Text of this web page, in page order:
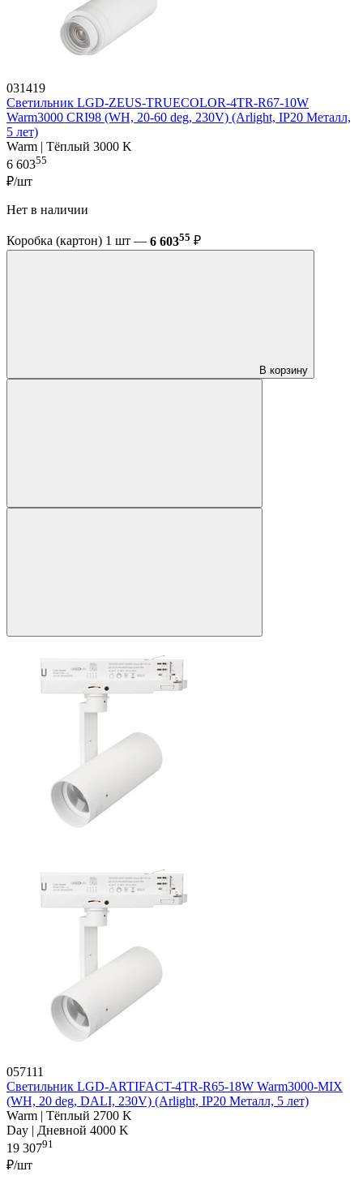
031419
Светильник LGD-ZEUS-TRUECOLOR-4TR-R67-10W
Warm3000 CRI98 (WH, 20-60 deg, 230V) (Arlight, IP20 Металл,
5 лет)
Warm | Тёплый 3000 K
6 60355
₽/шт
Нет в наличии
Коробка (картон) 1 шт — 6 60355 ₽
В корзину
057111
Светильник LGD-ARTIFACT-4TR-R65-18W Warm3000-MIX
(WH, 20 deg, DALI, 230V) (Arlight, IP20 Металл, 5 лет)
Warm | Тёплый 2700 K
Day | Дневной 4000 K
19 30791
₽/шт